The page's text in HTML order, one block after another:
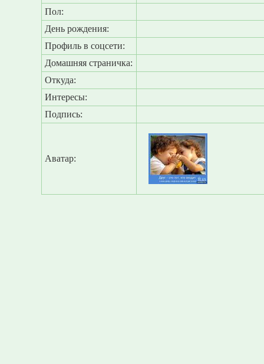
Пол:
День рождения:
Профиль в соцсети:
Домашняя страничка:
Откуда:
Интересы:
Подпись:
Аватар: